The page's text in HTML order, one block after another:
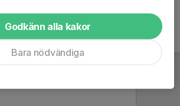
Godkänn alla kakor
Bara nödvändiga